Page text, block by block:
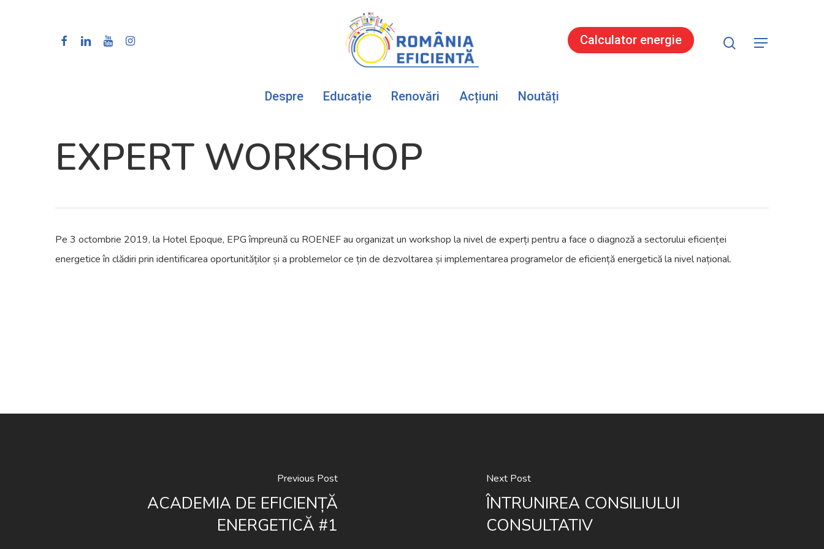
facebook
linkedinyoutubeinstagram Calculator energie Menu
Despre Educație Renovări Acțiuni Noutăți
EXPERT WORKSHOP
Pe 3 octombrie 2019, la Hotel Epoque, EPG împreună cu ROENEF au organizat un workshop la nivel de experți pentru a face o diagnoză a sectorului eficienței
energetice în clădiri prin identificarea oportunităților și a problemelor ce țin de dezvoltarea și implementarea programelor de eficiență energetică la nivel național.
Previous Post
ACADEMIA DE EFICIENȚĂ
ENERGETICĂ #1
Next Post
ÎNTRUNIREA CONSILIULUI
CONSULTATIV